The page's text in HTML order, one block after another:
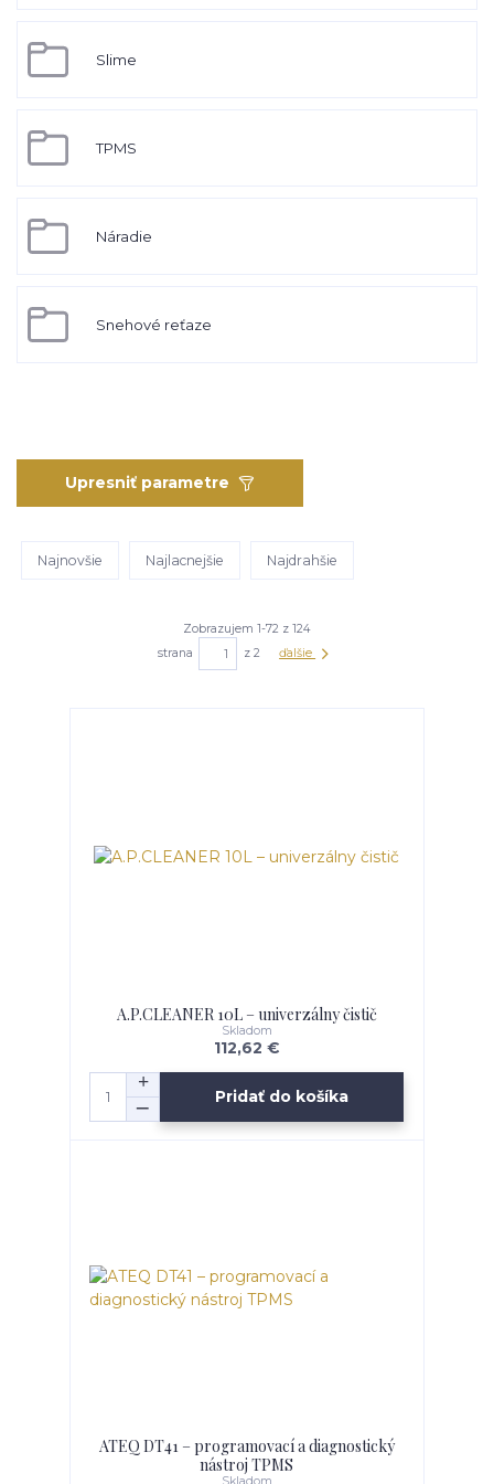
Slime
TPMS
Náradie
Snehové reťaze
Upresniť parametre
Najnovšie Najlacnejšie Najdrahšie
Zobrazujem 1-72 z 124
strana
z 2 ďalšie
A.P.CLEANER 10L – univerzálny čistič
112,62 €
Skladom
Pridať do košíka
ATEQ DT41 – programovací a diagnostický
nástroj TPMS
Skladom